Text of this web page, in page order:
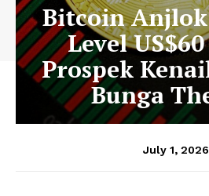
Bitcoin
Level
Prospek
Bunga
July 1, 2026